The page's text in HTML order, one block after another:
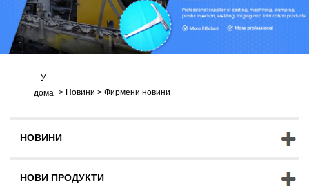
У
дома > Новини > Фирмени новини
НОВИНИ
НОВИ ПРОДУКТИ